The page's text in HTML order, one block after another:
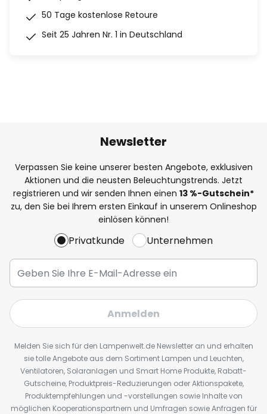
50 Tage kostenlose Retoure
Seit 25 Jahren Nr. 1 in Deutschland
Newsletter
Verpassen Sie keine unserer besten Angebote, exklusiven
Aktionen und die neusten Beleuchtungstrends. Jetzt
registrieren und wir senden Ihnen einen 13 %-Gutschein*
zu, den Sie bei Ihrem ersten Einkauf in unserem Onlineshop
einlösen können!
Privatkunde Unternehmen
Anmelden
Melden Sie sich für den Lampenwelt.de Newsletter an und erhalten
sie tolle Angebote aus dem Sortiment Lampen und Leuchten,
Ventilatoren, Solaranlagen und Smart Home Produkte, Rabatt-
Gutscheine, Produktpreis-Reduzierungen oder Aktionspakete,
Produktempfehlungen und -vorstellungen sowie Inhalte von
möglichen Kooperationspartnern und Umfragen sowie Anfragen für